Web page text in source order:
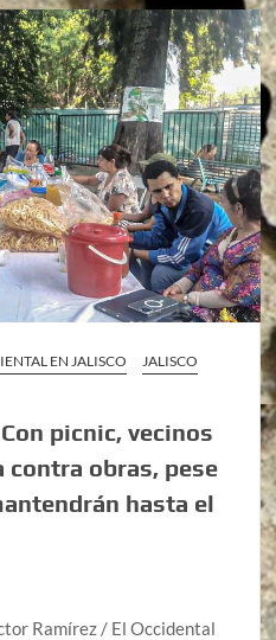
EN JALISCO
JALISCO
picnic, vecinos
contra obras, pese
hasta el
Ramírez / El Occidental